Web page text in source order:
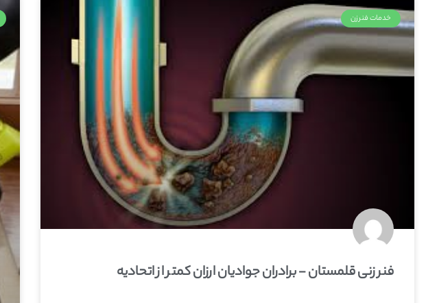
خدمات فنرزن
فنر زنی قلمستان - برادران جوادیان ارزان کمتر از اتحادیه